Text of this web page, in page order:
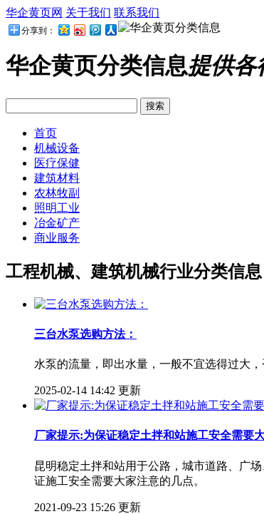
华企黄页网 关于我们 联系我们
分享到：
华企黄页分类信息提供各
首页
机械设备
医疗保健
建筑材料
农林牧副
照明工业
冶金矿产
商业服务
工程机械、建筑机械行业分类信息
三台水泵选购方法：
水泵的流量，即出水量，一般不宜选得过大，
2025-02-14 14:42 更新
厂家提示:为保证稳定土拌和站施工安全需要
昆明稳定土拌和站用于公路，城市道路、广
证施工安全需要大家注意的几点。
2021-09-23 15:26 更新